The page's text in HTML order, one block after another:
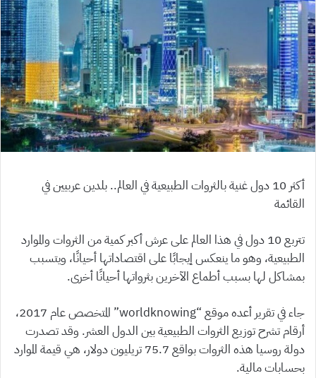
أكثر 10 دول غنية بالثروات الطبيعية في العالم.. بلدين عربيين في
القائمة
تتربع 10 دول في هذا العالم على عرش أكبر كمية من الثروات والموارد
الطبيعية، وهو ما ينعكس إيجابًا على اقتصاداتها أحيانًا، ويتسبب
بمشاكل لها بسبب أطماع الآخرين بثرواتها أحيانًا أخرى.
جاء في تقرير أعده موقع “worldknowing” المتخصص عام 2017،
أرقام تشرح توزيع الثروات الطبيعية بين الدول العشر. وقد تصدرت
دولة روسيا هذه الثروات بواقع 75.7 تريليون دولار، هي قيمة الموارد
بحسابات مالية.